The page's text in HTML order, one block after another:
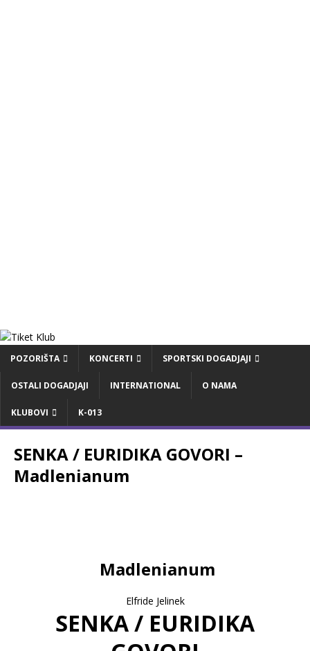
POZORIŠTA KONCERTI SPORTSKI DOGADJAJI
OSTALI DOGADJAJI INTERNATIONAL O NAMA
KLUBOVI K-013
SENKA / EURIDIKA GOVORI –
Madlenianum
Madlenianum
Elfride Jelinek
SENKA / EURIDIKA